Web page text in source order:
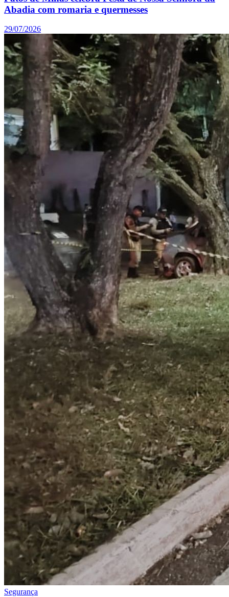
Abadia com romaria e quermesses
29/07/2026
Segurança